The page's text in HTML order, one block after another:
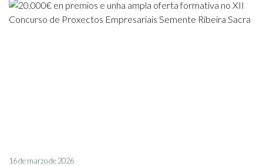
16 de marzo de 2026